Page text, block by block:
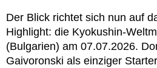
Der Blick richtet sich nun auf
Highlight: die Kyokushin-
(Bulgarien) am 07.07.2026.
Gaivoronski als einziger